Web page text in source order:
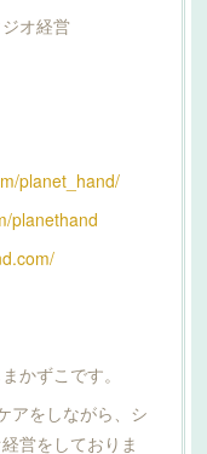
オ経営
planet_hand/
planethand
かずこです。
アをしながら、シ
営をしておりま